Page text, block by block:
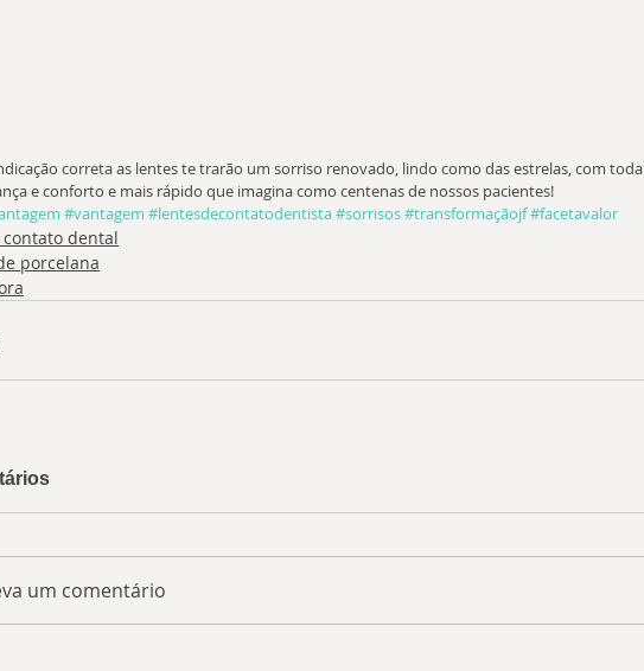
correta as lentes te trarão um sorriso renovado, lindo como das estrelas, com toda
e conforto e mais rápido que imagina como centenas de nossos pacientes!
#vantagem #lentesdecontatodentista#sorrisos#transformaçãojf#facetavalor
dental
porcelana
um comentário